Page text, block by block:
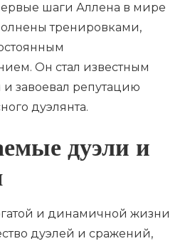
шаги Аллена в мире
тренировками,
Он стал известным
завоевал репутацию
дуэлянта.
дуэли и
и динамичной жизни
дуэлей и сражений,